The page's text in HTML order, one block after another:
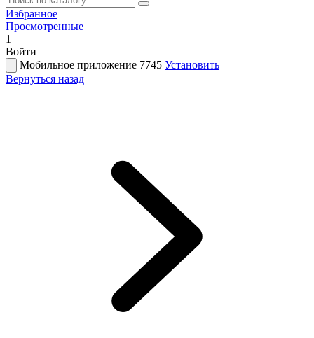
Избранное
Просмотренные
1
Войти
Мобильное приложение 7745 Установить
Вернуться назад